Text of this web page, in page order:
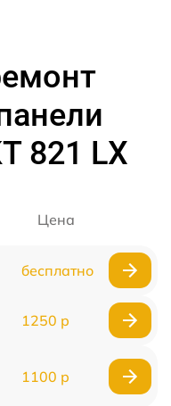
821 LX
Цена
бесплатно
1250 р
1100 р